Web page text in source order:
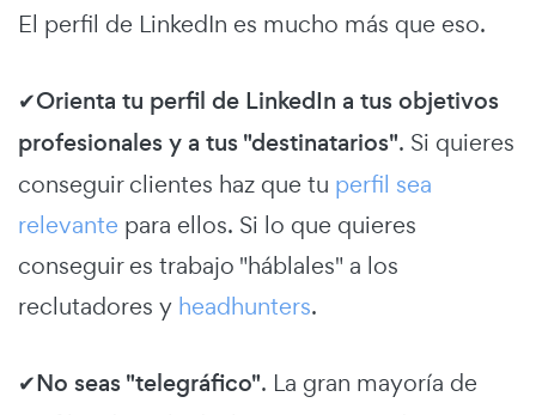
El perfil de LinkedIn es mucho más que eso.
✔Orienta tu perfil de LinkedIn a tus objetivos
profesionales y a tus "destinatarios". Si quieres
conseguir clientes haz que tu perfil sea
relevante para ellos. Si lo que quieres
conseguir es trabajo "háblales" a los
reclutadores y headhunters.
✔No seas "telegráfico". La gran mayoría de